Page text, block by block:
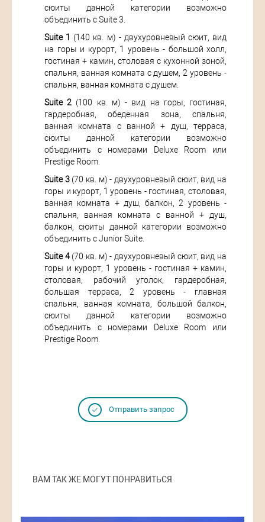
сюиты данной категории возможно
объединить с Suite 3.
Suite 1
(140 кв. м) - двухуровневый сюит, вид
на горы и курорт, 1 уровень - большой холл,
гостиная + камин, столовая с кухонной зоной,
спальня, ванная комната с душем, 2 уровень -
спальня, ванная комната с душем.
Suite 2 (100 кв. м) - вид на горы, гостиная,
гардеробная, обеденная зона, спальня,
ванная комната с ванной + душ, терраса,
сюиты данной категории возможно
объединить с номерами Deluxe Room или
Prestige Room.
Suite 3(70 кв. м) - двухуровневый сюит, вид на
горы и курорт, 1 уровень - гостиная, столовая,
ванная комната + душ, балкон, 2 уровень -
спальня, ванная комната с ванной + душ,
балкон, сюиты данной категории возможно
объединить с Junior Suite.
Suite 4(70 кв. м) - двухуровневый сюит, вид на
горы и курорт, 1 уровень - гостиная + камин,
столовая, рабочий уголок, гардеробная,
большая терраса, 2 уровень - главная
спальня, ванная комната, большой балкон,
сюиты данной категории возможно
объединить с номерами Deluxe Room или
Prestige Room.
Отправить запрос
ВАМ ТАК ЖЕ МОГУТ ПОНРАВИТЬСЯ